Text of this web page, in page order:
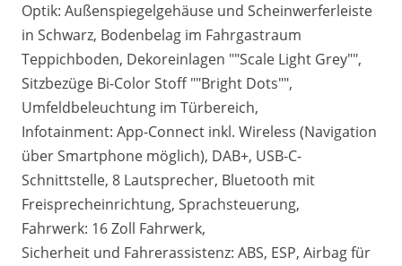
Optik: Außenspiegelgehäuse und Scheinwerferleiste
in Schwarz, Bodenbelag im Fahrgastraum
Teppichboden, Dekoreinlagen ""Scale Light Grey"",
Sitzbezüge Bi-Color Stoff ""Bright Dots"",
Umfeldbeleuchtung im Türbereich,
Infotainment: App-Connect inkl. Wireless (Navigation
über Smartphone möglich), DAB+, USB-C-
Schnittstelle, 8 Lautsprecher, Bluetooth mit
Freisprecheinrichtung, Sprachsteuerung,
Fahrwerk: 16 Zoll Fahrwerk,
Sicherheit und Fahrerassistenz: ABS, ESP, Airbag für